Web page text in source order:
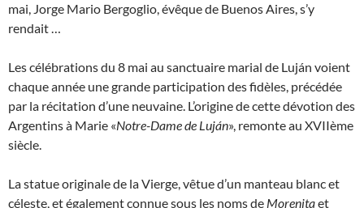
mai, Jorge Mario Bergoglio, évêque de Buenos Aires, s’y
rendait …
Les célébrations du 8 mai au sanctuaire marial de Luján voient
chaque année une grande participation des fidèles, précédée
par la récitation d’une neuvaine. L’origine de cette dévotion des
Argentins à Marie «Notre-Dame de Luján», remonte au XVIIème
siècle.
La statue originale de la Vierge, vêtue d’un manteau blanc et
céleste, et également connue sous les noms de Morenitaet